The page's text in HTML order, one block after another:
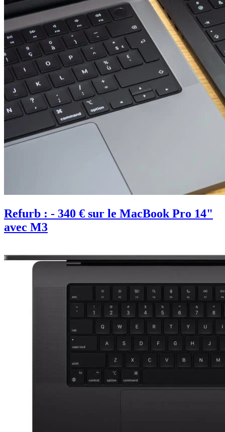
Refurb : - 340 € sur le MacBook Pro 14"
avec M3